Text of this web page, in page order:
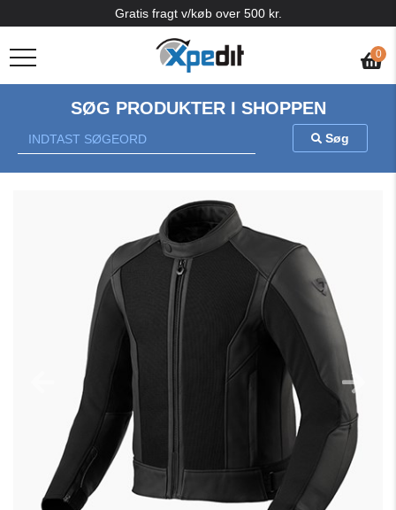
0
Gratis fragt v/køb over 500 kr.
SØG PRODUKTER I SHOPPEN
Søg